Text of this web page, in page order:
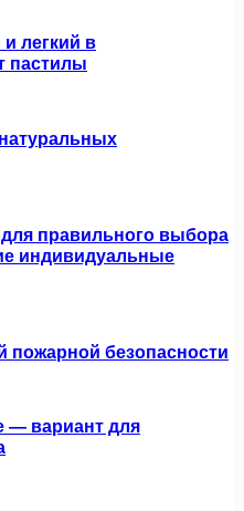
легкий в
пастилы
правильного выбора
индивидуальные
безопасности
— вариант для